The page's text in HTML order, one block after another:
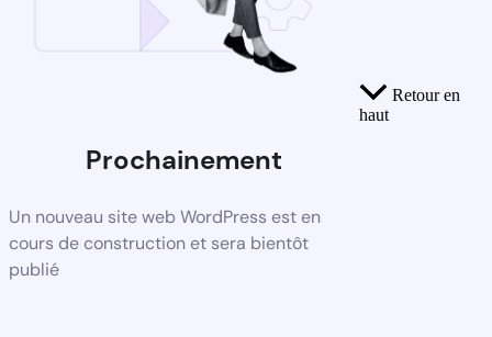
Prochainement
Un nouveau site web WordPress est en
cours de construction et sera bientôt
publié
Retour en
haut